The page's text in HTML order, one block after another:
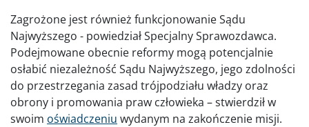
Zagrożone jest również funkcjonowanie Sądu
Najwyższego - powiedział Specjalny Sprawozdawca.
Podejmowane obecnie reformy mogą potencjalnie
osłabić niezależność Sądu Najwyższego, jego zdolności
do przestrzegania zasad trójpodziału władzy oraz
obrony i promowania praw człowieka – stwierdził w
swoim oświadczeniu wydanym na zakończenie misji.